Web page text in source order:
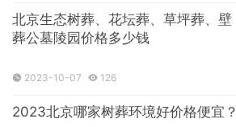
北京生态树葬、花坛葬、草坪葬、壁
葬公墓陵园价格多少钱
2023-10-07 126
2023北京哪家树葬环境好价格便宜？